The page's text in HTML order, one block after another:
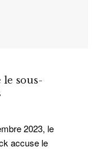
le sous-
2023, le
accuse le